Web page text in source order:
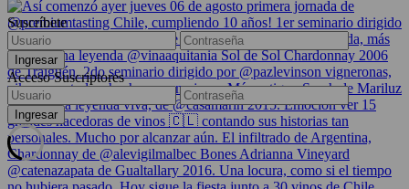
Suscríbete
Acceso Suscriptores